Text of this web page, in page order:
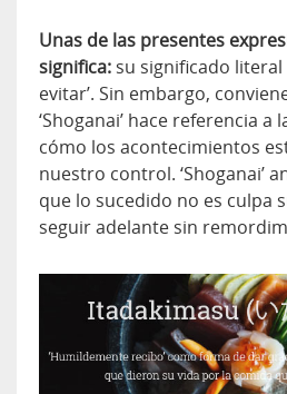
Unas de las presentes
significa: su significado literal
evitar’. Sin embargo,
‘Shoganai’ hace referencia a
cómo los acontecimientos
nuestro control. ‘Shoganai’
que lo sucedido no es culpa
seguir adelante sin